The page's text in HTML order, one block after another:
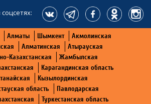
Алматы Шымкент
Акмолинская
Алматинская
Атырауская
Казахстанская
Жамбылская
Карагандинская область
Кызылординская
область
Павлодарская
Туркестанская область